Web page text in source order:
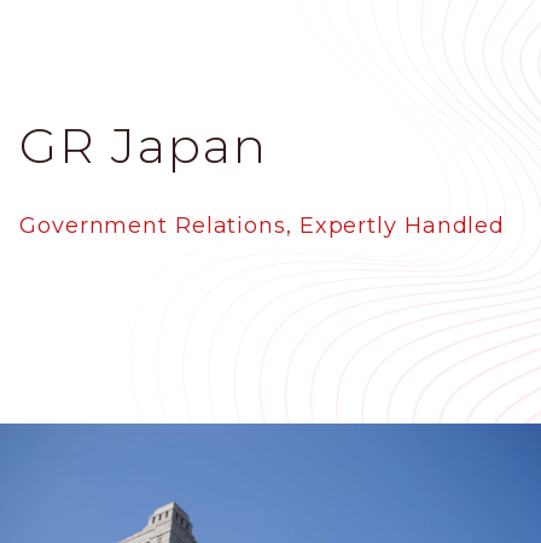
ツ
GR Japan
Government Relations, Expertly Handled